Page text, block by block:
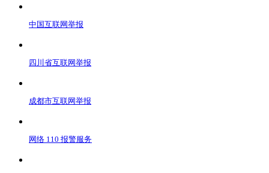
中国互联网举报
四川省互联网举报
成都市互联网举报
网络 110 报警服务